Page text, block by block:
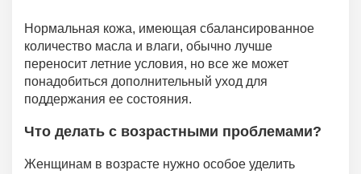
Нормальная кожа, имеющая сбалансированное
количество масла и влаги, обычно лучше
переносит летние условия, но все же может
понадобиться дополнительный уход для
поддержания ее состояния.
Что делать с возрастными проблемами?
Женщинам в возрасте нужно особое уделить